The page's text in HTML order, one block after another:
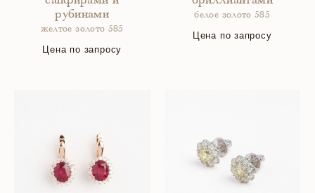
рубинами
желтое золото 585
Цена по запросу
белое золото 585
Цена по запросу